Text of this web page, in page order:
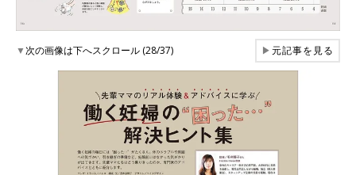
▼次の画像は下へスクロール (28/37) ▶元記事を見る